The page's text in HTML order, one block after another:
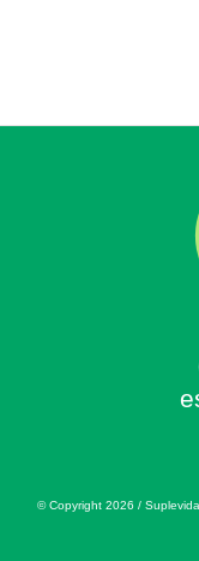
© Copyright 2026 /